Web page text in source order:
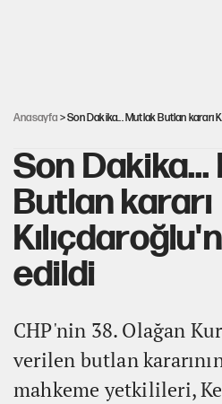
Anasayfa > Son Dakika... Mutlak Butlan kararı
Son
Butlan kararı
edildi
CHP'nin 38. Olağan
verilen butlan
mahkeme yetkilileri,